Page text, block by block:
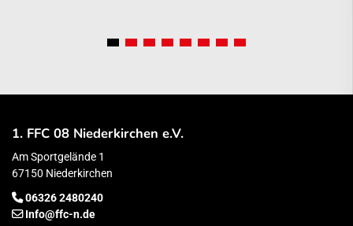
1. FFC 08 Niederkirchen e.V.
Am Sportgelände 1
67150 Niederkirchen
06326 2480240
Info@ffc-n.de